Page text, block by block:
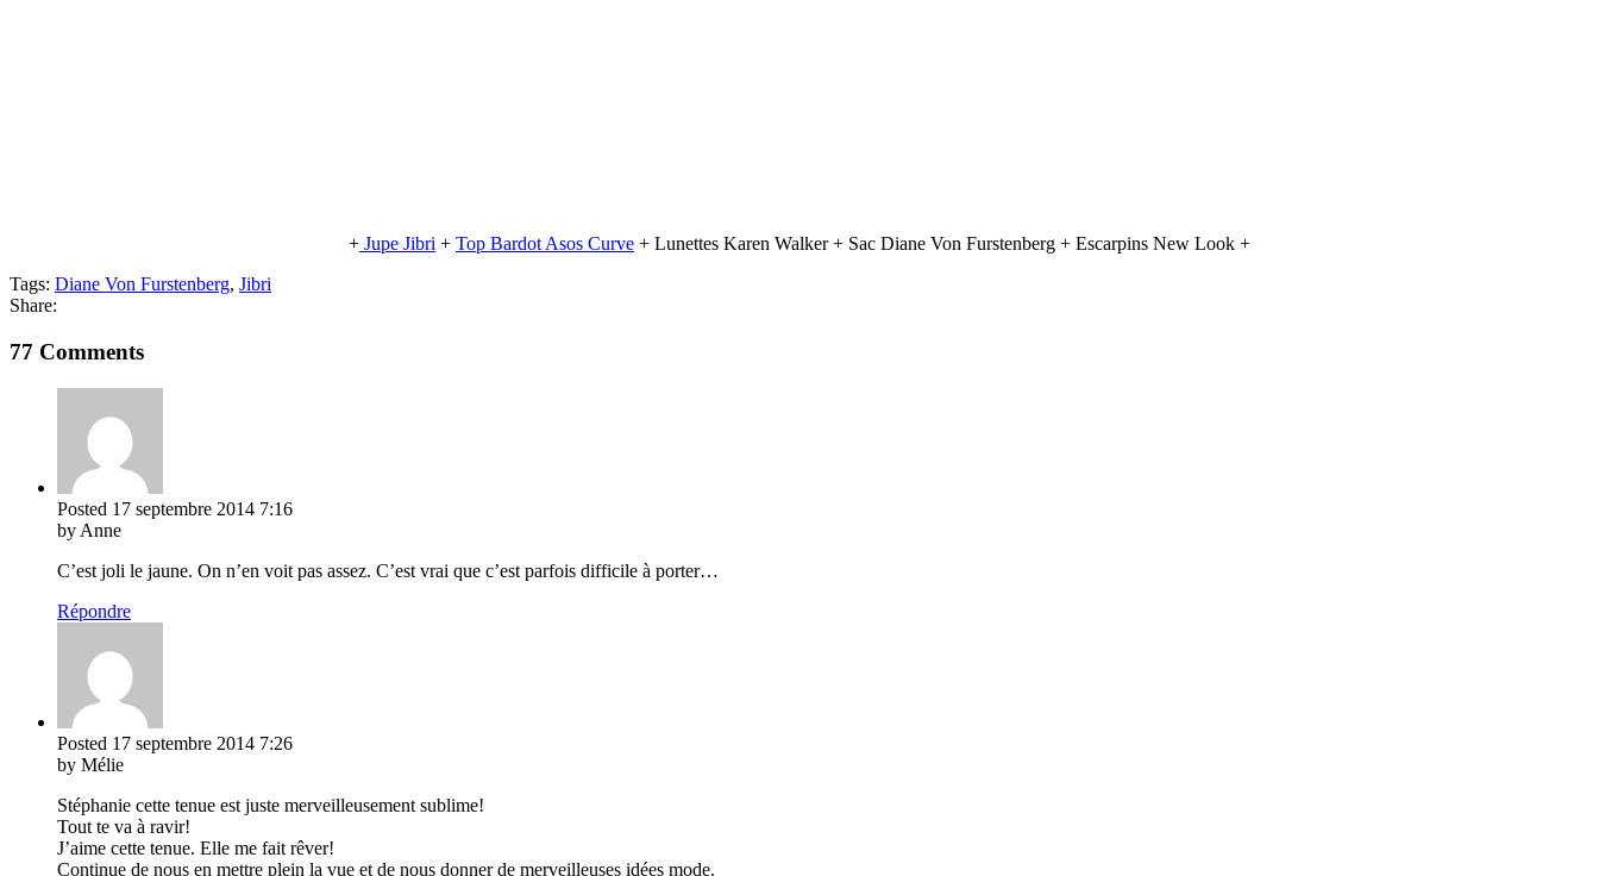
+ Jupe Jibri + Top Bardot Asos Curve + Lunettes Karen Walker + Sac Diane Von Furstenberg + Escarpins New Look +
Tags: Diane Von Furstenberg, Jibri
Share:
77 Comments
Posted 17 septembre 2014 7:16
by Anne
C’est joli le jaune. On n’en voit pas assez. C’est vrai que c’est parfois difficile à porter…
Répondre
Posted 17 septembre 2014 7:26
by Mélie
Stéphanie cette tenue est juste merveilleusement sublime!
Tout te va à ravir!
J’aime cette tenue. Elle me fait rêver!
Continue de nous en mettre plein la vue et de nous donner de merveilleuses idées mode.